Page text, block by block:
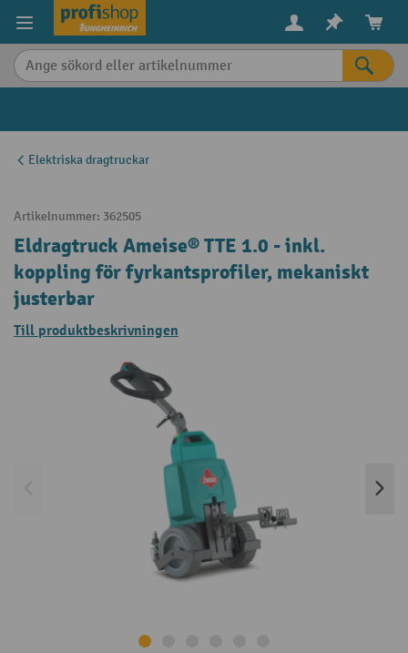
Elektriska dragtruckar
Artikelnummer: 362505
Eldragtruck Ameise® TTE 1.0 - inkl.
koppling för fyrkantsprofiler, mekaniskt
justerbar
Till produktbeskrivningen